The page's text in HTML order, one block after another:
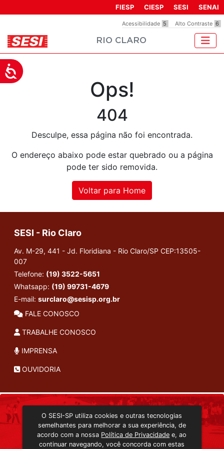
inclui
um
sistema
de
Acessibilidade
Acessibilidade 5 Alto Contraste 6
FIESP CIESP SESI SENAI
RIO CLARO
Ops!
404
Desculpe, essa página não foi encontrada.
O endereço abaixo pode estar quebrado ou a página
pode ter sido removida.
Voltar para Home
SESI - Rio Claro
Av. M-29, 441 - Jd. Floridiana - Rio Claro/SP CEP:13505-
007
Telefone: (19) 3522-5651
Whatsapp: (19) 99731-4679
E-mail: surclaro@sesisp.org.br
FALE CONOSCO
TRABALHE CONOSCO
IMPRENSA
OUVIDORIA
TRANSMISSÃO ON-LINE
EDITORA SESI-SP
CONSULTA AO ACERVO
O SESI-SP utiliza cookies e outras tecnologias
semelhantes para melhorar a sua experiência, de
acordo com a nossa Política de Privacidade e, ao
continuar navegando, você concorda com estas